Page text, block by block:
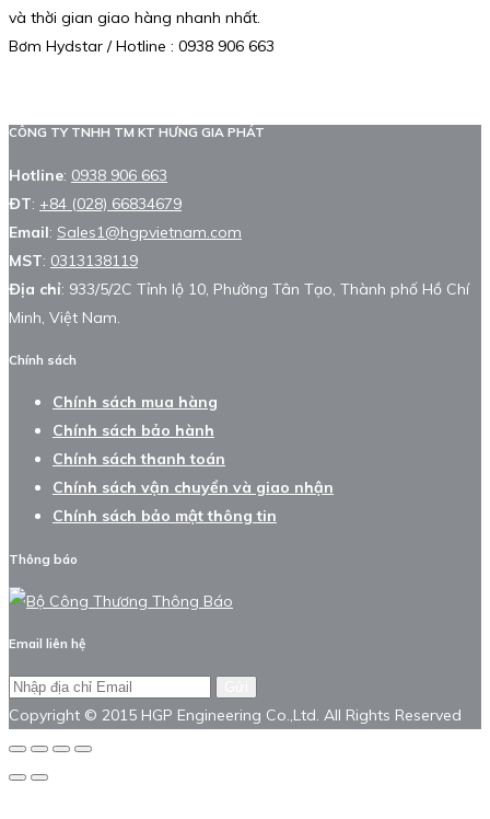
và thời gian giao hàng nhanh nhất.
Bơm Hydstar / Hotline : 0938 906 663
CÔNG TY TNHH TM KT HƯNG GIA PHÁT
Hotline: 0938 906 663
ĐT: +84 (028) 66834679
Email: Sales1@hgpvietnam.com
MST: 0313138119
Địa chỉ: 933/5/2C Tỉnh lộ 10, Phường Tân Tạo, Thành phố Hồ Chí
Minh, Việt Nam.
Chính sách
Chính sách mua hàng
Chính sách bảo hành
Chính sách thanh toán
Chính sách vận chuyển và giao nhận
Chính sách bảo mật thông tin
Thông báo
Email liên hệ
Copyright © 2015 HGP Engineering Co.,Ltd. All Rights Reserved